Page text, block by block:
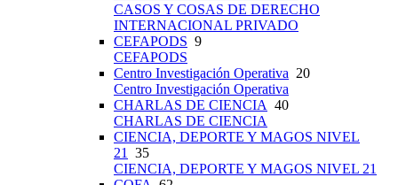
CASOS Y COSAS DE DERECHO
INTERNACIONAL PRIVADO
CEFAPODS 9
CEFAPODS
Centro Investigación Operativa 20
Centro Investigación Operativa
CHARLAS DE CIENCIA 40
CHARLAS DE CIENCIA
CIENCIA, DEPORTE Y MAGOS NIVEL
21
35
CIENCIA, DEPORTE Y MAGOS NIVEL 21